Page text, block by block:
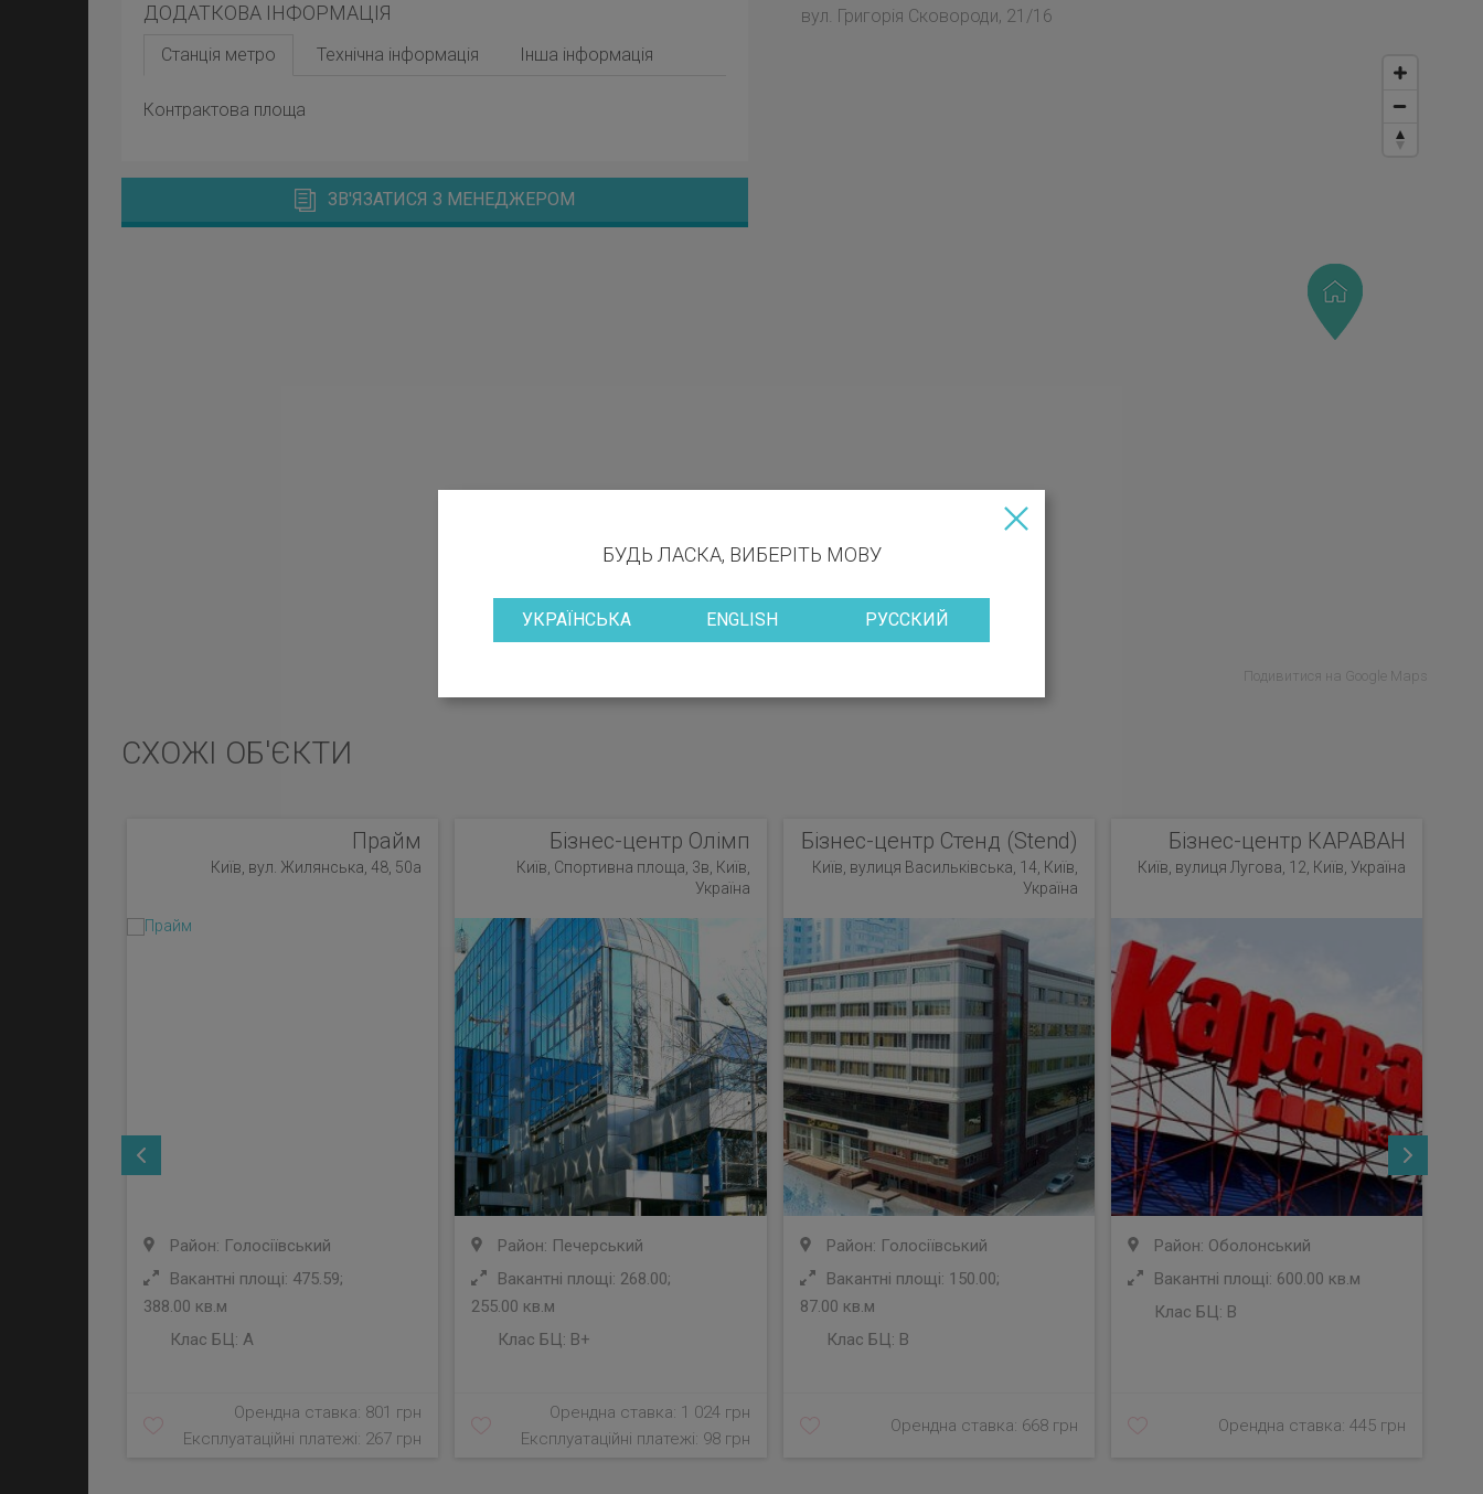
ДОДАТКОВА ІНФОРМАЦІЯ
Станція метро Технічна інформація Інша інформація
Контрактова площа
ЗВ'ЯЗАТИСЯ З МЕНЕДЖЕРОМ
вул. Григорія Сковороди, 21/16
Подивитися на Google Maps
СХОЖІ ОБ'ЄКТИ
Прайм
Київ, вул. Жилянська, 48, 50а
Район: Голосіївський
Вакантні площі: 475.59;
388.00 кв.м
Клас БЦ: A
Орендна ставка: 801 грн
Експлуатаційні платежі: 267 грн
Бізнес-центр Олімп
Київ, Спортивна площа, 3в, Київ,
Україна
Район: Печерський
Вакантні площі: 268.00;
255.00 кв.м
Клас БЦ: B+
Орендна ставка: 1 024 грн
Експлуатаційні платежі: 98 грн
Бізнес-центр Стенд (Stend)
Київ, вулиця Васильківська, 14, Київ,
Україна
Район: Голосіївський
Вакантні площі: 150.00;
87.00 кв.м
Клас БЦ: B
Орендна ставка: 668 грн
Бізнес-центр КАРАВАН
Київ, вулиця Лугова, 12, Київ, Україна
Район: Оболонський
Вакантні площі: 600.00 кв.м
Клас БЦ: B
Орендна ставка: 445 грн
БУДЬ ЛАСКА, ВИБЕРІТЬ МОВУ
УКРАЇНСЬКА ENGLISH РУССКИЙ